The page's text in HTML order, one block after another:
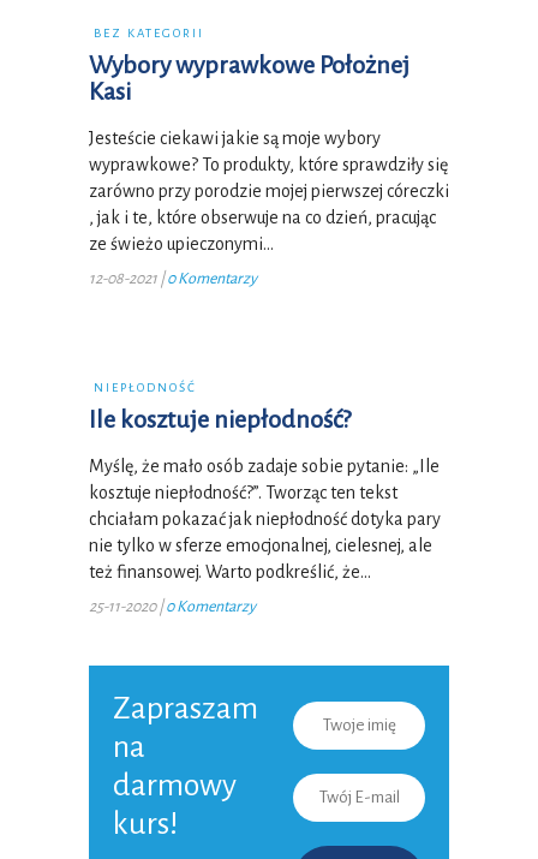
BEZ KATEGORII
Wybory wyprawkowe Położnej
Kasi
Jesteście ciekawi jakie są moje wybory
wyprawkowe? To produkty, które sprawdziły się
zarówno przy porodzie mojej pierwszej córeczki
, jak i te, które obserwuje na co dzień, pracując
ze świeżo upieczonymi…
12-08-2021 |0 Komentarzy
NIEPŁODNOŚĆ
Ile kosztuje niepłodność?
Myślę, że mało osób zadaje sobie pytanie: „Ile
kosztuje niepłodność?”. Tworząc ten tekst
chciałam pokazać jak niepłodność dotyka pary
nie tylko w sferze emocjonalnej, cielesnej, ale
też finansowej. Warto podkreślić, że…
25-11-2020 |0 Komentarzy
Zapraszam
na
darmowy
kurs!